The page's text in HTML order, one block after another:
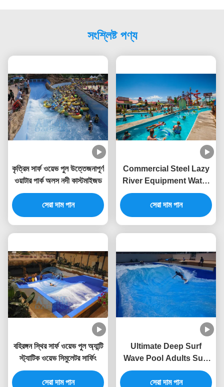
সংশ্লিষ্ট পণ্য
কৃত্রিম সার্ফ ওয়েভ পুল উত্তেজনাপূর্ণ
ওয়াটার পার্ক অলস নদী কাস্টমাইজড
সেরা দাম পান
Commercial Steel Lazy
River Equipment Water
Park Artificial River
Customized
সেরা দাম পান
বহিরঙ্গন স্থির সার্ফ ওয়েভ পুল অ্যান্টি
স্ট্যাটিক ওয়েভ সিমুলেটর সার্ফিং
সেরা দাম পান
Ultimate Deep Surf
Wave Pool Adults Surf
Simulator Machine
Customized
সেরা দাম পান